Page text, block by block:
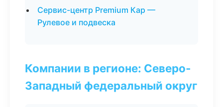
Сервис-центр Premium Кар —
Рулевое и подвеска
Компании в регионе: Северо-
Западный федеральный округ